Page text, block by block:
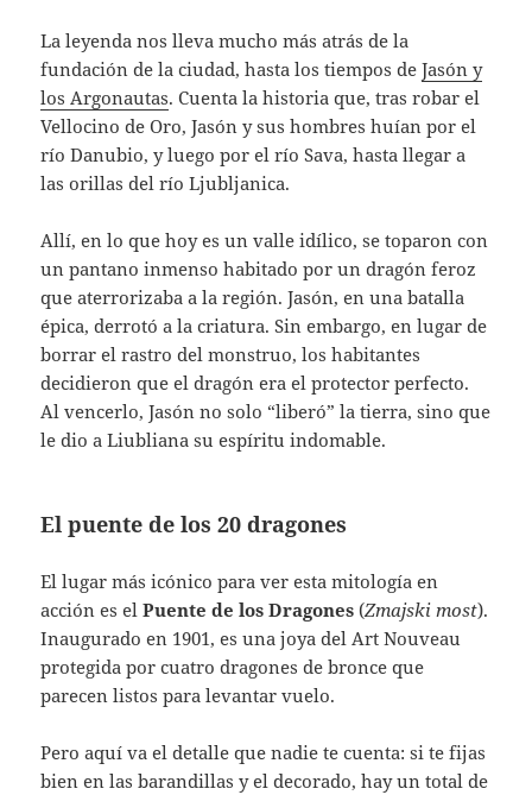
La leyenda nos lleva mucho más atrás de la
fundación de la ciudad, hasta los tiempos deJasón y
los Argonautas. Cuenta la historia que, tras robar el
Vellocino de Oro, Jasón y sus hombres huían por el
río Danubio, y luego por el río Sava, hasta llegar a
las orillas del río Ljubljanica.
Allí, en lo que hoy es un valle idílico, se toparon con
un pantano inmenso habitado por un dragón feroz
que aterrorizaba a la región. Jasón, en una batalla
épica, derrotó a la criatura. Sin embargo, en lugar de
borrar el rastro del monstruo, los habitantes
decidieron que el dragón era el protector perfecto.
Al vencerlo, Jasón no solo “liberó” la tierra, sino que
le dio a Liubliana su espíritu indomable.
El puente de los 20 dragones
El lugar más icónico para ver esta mitología en
acción es elPuente de los Dragones (Zmajski most).
Inaugurado en 1901, es una joya del Art Nouveau
protegida por cuatro dragones de bronce que
parecen listos para levantar vuelo.
Pero aquí va el detalle que nadie te cuenta: si te fijas
bien en las barandillas y el decorado, hay un total de